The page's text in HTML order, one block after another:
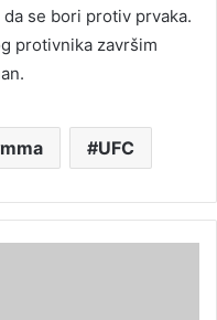
se bori protiv prvaka.
protivnika završim
mma UFC